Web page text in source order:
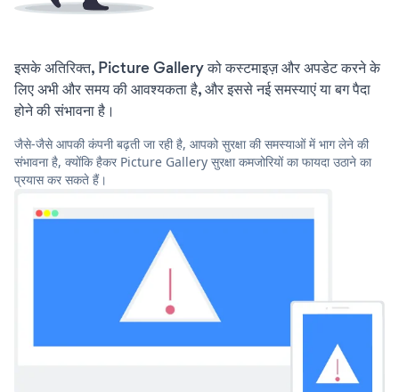
इसके अतिरिक्त, Picture Gallery को कस्टमाइज़ और अपडेट करने के
लिए अभी और समय की आवश्यकता है, और इससे नई समस्याएं या बग पैदा
होने की संभावना है।
जैसे-जैसे आपकी कंपनी बढ़ती जा रही है, आपको सुरक्षा की समस्याओं में भाग लेने की
संभावना है, क्योंकि हैकर Picture Gallery सुरक्षा कमजोरियों का फायदा उठाने का
प्रयास कर सकते हैं।